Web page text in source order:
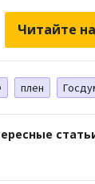
Читайте
плен